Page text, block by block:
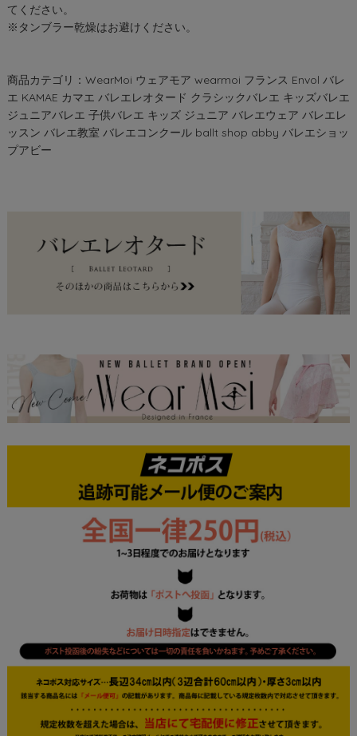
てください。
※タンブラー乾燥はお避けください。
商品カテゴリ：WearMoi ウェアモア wearmoi フランス Envol バレ
エ KAMAE カマエ バレエレオタード クラシックバレエ キッズバレエ
ジュニアバレエ 子供バレエ キッズ ジュニア バレエウェア バレエレ
ッスン バレエ教室 バレエコンクール ballt shop abby バレエショッ
プアビー